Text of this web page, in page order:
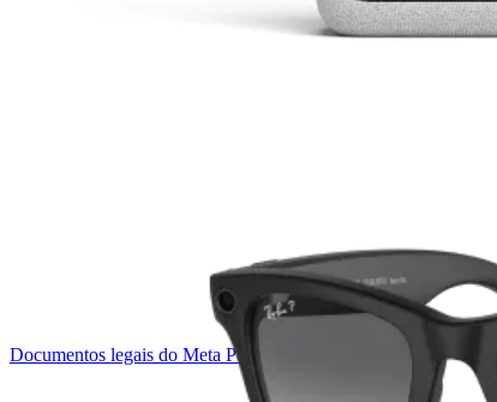
Documentos legais do Meta Portal